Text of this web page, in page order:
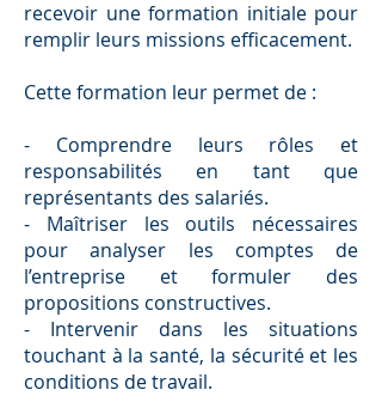
recevoir une formation initiale pour
remplir leurs missions efficacement.
Cette formation leur permet de :
- Comprendre leurs rôles et
responsabilités en tant que
représentants des salariés.
- Maîtriser les outils nécessaires
pour analyser les comptes de
l’entreprise et formuler des
propositions constructives.
- Intervenir dans les situations
touchant à la santé, la sécurité et les
conditions de travail.